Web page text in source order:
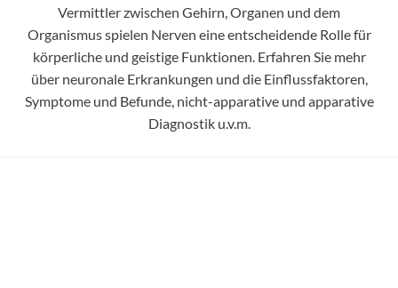
Vermittler zwischen Gehirn, Organen und dem
Organismus spielen Nerven eine entscheidende Rolle für
körperliche und geistige Funktionen. Erfahren Sie mehr
über neuronale Erkrankungen und die Einflussfaktoren,
Symptome und Befunde, nicht-apparative und apparative
Diagnostik u.v.m.